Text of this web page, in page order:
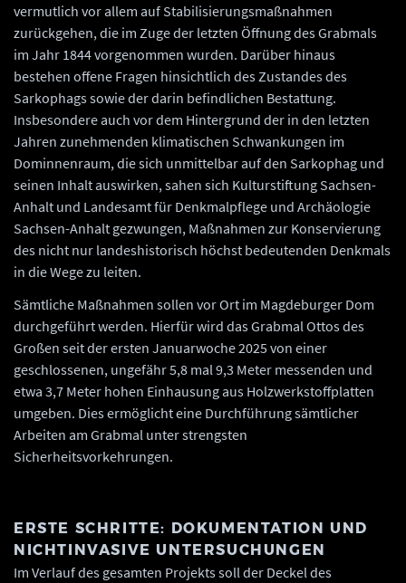
vermutlich vor allem auf Stabilisierungsmaßnahmen
zurückgehen, die im Zuge der letzten Öffnung des Grabmals
im Jahr 1844 vorgenommen wurden. Darüber hinaus
bestehen offene Fragen hinsichtlich des Zustandes des
Sarkophags sowie der darin befindlichen Bestattung.
Insbesondere auch vor dem Hintergrund der in den letzten
Jahren zunehmenden klimatischen Schwankungen im
Dominnenraum, die sich unmittelbar auf den Sarkophag und
seinen Inhalt auswirken, sahen sich Kulturstiftung Sachsen-
Anhalt und Landesamt für Denkmalpflege und Archäologie
Sachsen-Anhalt gezwungen, Maßnahmen zur Konservierung
des nicht nur landeshistorisch höchst bedeutenden Denkmals
in die Wege zu leiten.
Sämtliche Maßnahmen sollen vor Ort im Magdeburger Dom
durchgeführt werden. Hierfür wird das Grabmal Ottos des
Großen seit der ersten Januarwoche 2025 von einer
geschlossenen, ungefähr 5,8 mal 9,3 Meter messenden und
etwa 3,7 Meter hohen Einhausung aus Holzwerkstoffplatten
umgeben. Dies ermöglicht eine Durchführung sämtlicher
Arbeiten am Grabmal unter strengsten
Sicherheitsvorkehrungen.
ERSTE SCHRITTE: DOKUMENTATION UND
NICHTINVASIVE UNTERSUCHUNGEN
Im Verlauf des gesamten Projekts soll der Deckel des